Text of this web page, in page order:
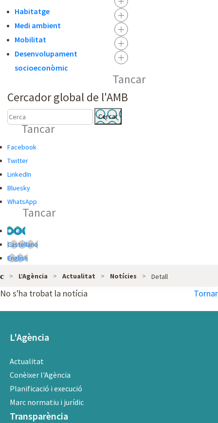
Habitatge
Medi ambient
Mobilitat
Desenvolupament
socioeconòmic
Tancar
Cercador global de l'AMB
C
L
O
B
A
L
A
M
B
C
Tancar
Facebook
Twitter
LinkedIn
Bluesky
WhatsApp
Tancar
Català
Castellano
English
L’Agència Actualitat Notícies Detall
Tornar
No s'ha trobat la notícia
L'Agència
Actualitat
Conèixer l'Agència
Planificació i execució
Marc normatiu i jurídic
Transparència